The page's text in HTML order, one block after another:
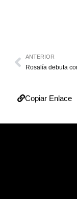
ANTERIOR
Copiar Enlace